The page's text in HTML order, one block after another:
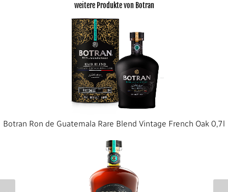
weitere Produkte von Botran
Botran Ron de Guatemala Rare Blend Vintage French Oak 0,7l